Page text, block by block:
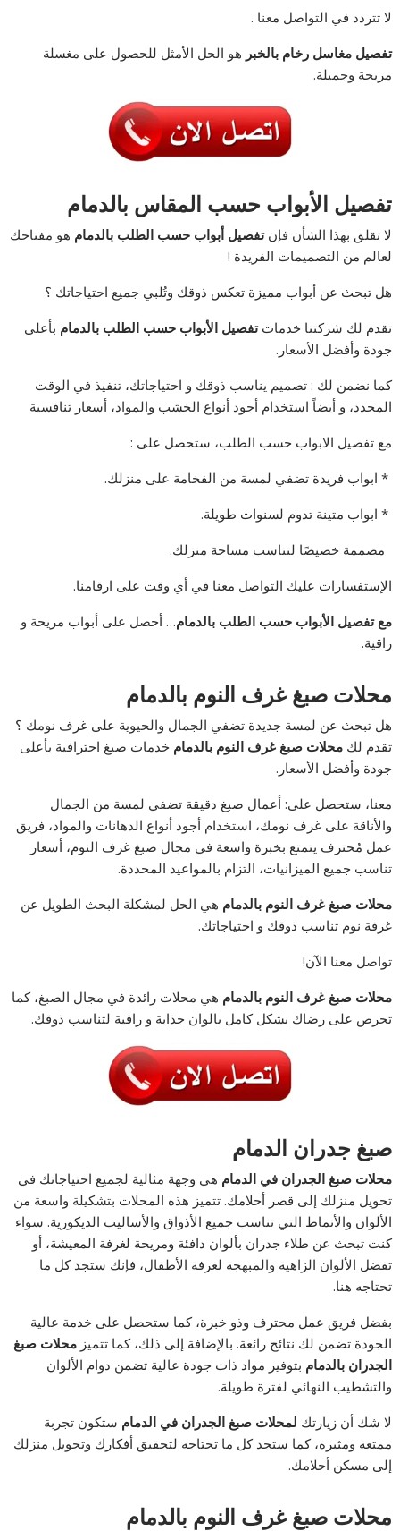
لا تتردد في التواصل معنا .
تفصيل مغاسل رخام بالخبر هو الحل الأمثل للحصول على مغسلة
مريحة وجميلة.
تفصيل الأبواب حسب المقاس بالدمام
لا تقلق بهذا الشأن فإنتفصيل أبواب حسب الطلب بالدمام هو مفتاحك
لعالم من التصميمات الفريدة !
هل تبحث عن أبواب مميزة تعكس ذوقك وتُلبي جميع احتياجاتك ؟
تقدم لك شركتنا خدماتتفصيل الأبواب حسب الطلب بالدمام بأعلى
جودة وأفضل الأسعار.
كما نضمن لك : تصميم يناسب ذوقك و احتياجاتك، تنفيذ في الوقت
المحدد، و أيضاً استخدام أجود أنواع الخشب والمواد، أسعار تنافسية
مع تفصيل الابواب حسب الطلب، ستحصل على :
* ابواب فريدة تضفي لمسة من الفخامة على منزلك.
* ابواب متينة تدوم لسنوات طويلة.
مصممة خصيصًا لتناسب مساحة منزلك.
الإستفسارات عليك التواصل معنا في أي وقت على ارقامنا.
مع تفصيل الأبواب حسب الطلب بالدمام… أحصل على أبواب مريحة و
راقية.
محلات صبغ غرف النوم بالدمام
هل تبحث عن لمسة جديدة تضفي الجمال والحيوية على غرف نومك ؟
تقدم لكمحلات صبغ غرف النوم بالدمام خدمات صبغ احترافية بأعلى
جودة وأفضل الأسعار.
معنا، ستحصل على: أعمال صبغ دقيقة تضفي لمسة من الجمال
والأناقة على غرف نومك، استخدام أجود أنواع الدهانات والمواد، فريق
عمل مُحترف يتمتع بخبرة واسعة في مجال صبغ غرف النوم، أسعار
تناسب جميع الميزانيات، التزام بالمواعيد المحددة.
محلات صبغ غرف النوم بالدمام هي الحل لمشكلة البحث الطويل عن
غرفة نوم تناسب ذوقك و احتياجاتك.
تواصل معنا الآن!
محلات صبغ غرف النوم بالدمام هي محلات رائدة في مجال الصبغ، كما
تحرص على رضاك بشكل كامل بالوان جذابة و راقية لتناسب ذوقك.
صبغ جدران الدمام
محلات صبغ الجدران في الدمام هي وجهة مثالية لجميع احتياجاتك في
تحويل منزلك إلى قصر أحلامك. تتميز هذه المحلات بتشكيلة واسعة من
الألوان والأنماط التي تناسب جميع الأذواق والأساليب الديكورية. سواء
كنت تبحث عن طلاء جدران بألوان دافئة ومريحة لغرفة المعيشة، أو
تفضل الألوان الزاهية والمبهجة لغرفة الأطفال، فإنك ستجد كل ما
تحتاجه هنا.
بفضل فريق عمل محترف وذو خبرة، كما ستحصل على خدمة عالية
الجودة تضمن لك نتائج رائعة. بالإضافة إلى ذلك، كما تتميز محلات صبغ
الجدران بالدمام بتوفير مواد ذات جودة عالية تضمن دوام الألوان
والتشطيب النهائي لفترة طويلة.
لا شك أن زيارتك لمحلات صبغ الجدران في الدمام ستكون تجربة
ممتعة ومثيرة، كما ستجد كل ما تحتاجه لتحقيق أفكارك وتحويل منزلك
إلى مسكن أحلامك.
محلات صبغ غرف النوم بالدمام